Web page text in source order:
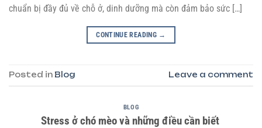
chuẩn bị đầy đủ về chỗ ở, dinh dưỡng mà còn đảm bảo sức […]
CONTINUE READING →
Posted in Blog Leave a comment
BLOG
Stress ở chó mèo và những điều cần biết